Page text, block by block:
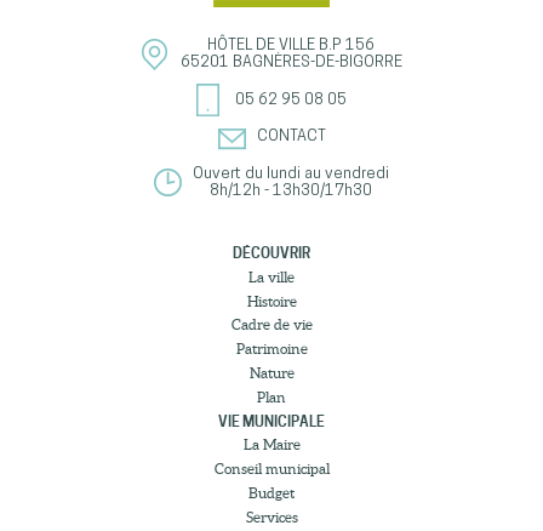
HÔTEL DE VILLE B.P 156
65201 BAGNÈRES-DE-BIGORRE
05 62 95 08 05
CONTACT
Ouvert du lundi au vendredi
8h/12h - 13h30/17h30
DÉCOUVRIR
La ville
Histoire
Cadre de vie
Patrimoine
Nature
Plan
VIE MUNICIPALE
La Maire
Conseil municipal
Budget
Services